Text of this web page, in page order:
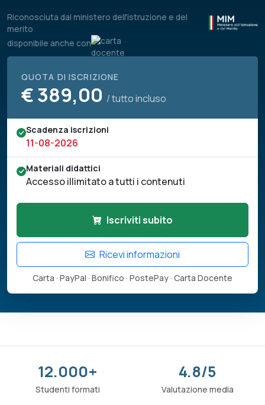
Riconosciuta dal ministero dell'istruzione e del
merito
disponibile anche con
QUOTA DI ISCRIZIONE
€389,00 / tutto incluso
Scadenza iscrizioni
11-08-2026
Materiali didattici
Accesso illimitato a tutti i contenuti
Iscriviti subito
Ricevi informazioni
Carta · PayPal · Bonifico · PostePay · Carta Docente
12.000+
Studenti formati
4.8/5
Valutazione media